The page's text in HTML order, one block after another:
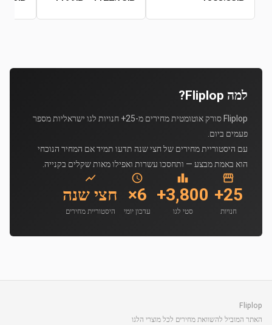
למה Fliplop?
Fliplop סורק אוטומטית מחירים מ-25+ חנויות לגו ישראליות מספר
פעמים ביום.
עם היסטוריית מחירים של חצי שנה תדעו תמיד אם המחיר הנוכחי
הוא באמת מבצע — ותחסכו עשרות ואפילו מאות שקלים בקנייה.
25+
חנויות
3,800+
סטי לגו
6×
עדכון יומי
חצי שנה
היסטוריית מחירים
Fliplop
האתר המוביל להשוואת מחירים לכל מוצרי הלגו